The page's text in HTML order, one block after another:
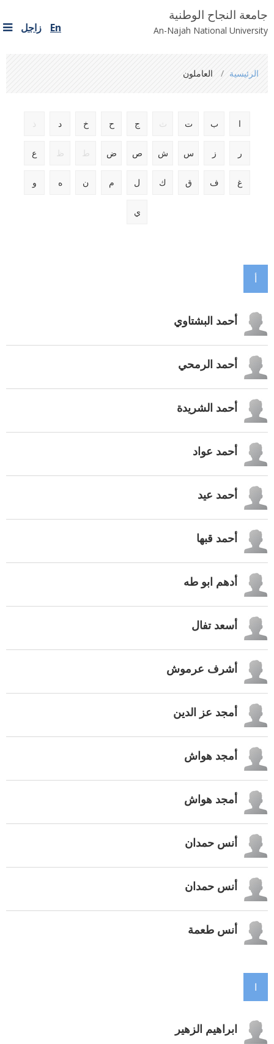
جامعة النجاح الوطنية
An-Najah National University
En زاجل
are
الرئيسية العاملون
ا ب ت ث ج ح خ د ذ
ر ز س ش ص ض ط ظ ع
غ ف ق ك ل م ن ه و
ي
أ
أحمد البشتاوي
أحمد الرمحي
أحمد الشريدة
أحمد عواد
أحمد عيد
أحمد قبها
أدهم ابو طه
أسعد تفال
أشرف عرموش
أمجد عز الدين
أمجد هواش
أمجد هواش
أنس حمدان
أنس حمدان
أنس طعمة
ا
ابراهيم الزهير